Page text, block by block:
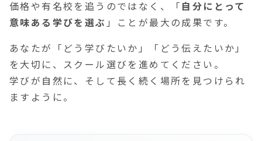
価格や有名校を追うのではなく、「 自分にとって
意味ある学びを選ぶ 」ことが最大の成果です。
あなたが「どう学びたいか」「どう伝えたいか」
を大切に、スクール選びを進めてください。
学びが自然に、そして長く続く場所を見つけられ
ますように。